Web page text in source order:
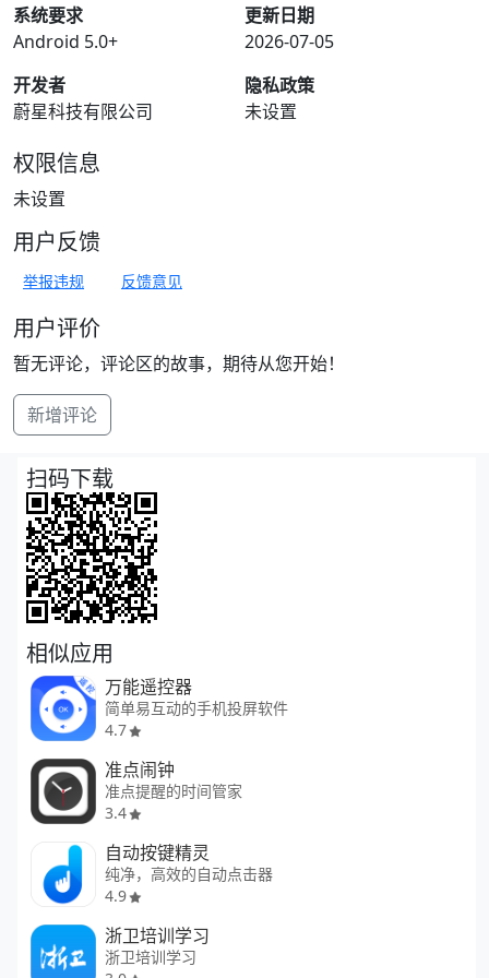
系统要求
Android 5.0+
更新日期
2026-07-05
开发者
蔚星科技有限公司
隐私政策
未设置
权限信息
未设置
用户反馈
举报违规 反馈意见
用户评价
暂无评论，评论区的故事，期待从您开始！
新增评论
扫码下载
相似应用
万能遥控器
简单易互动的手机投屏软件
4.7
准点闹钟
准点提醒的时间管家
3.4
自动按键精灵
纯净，高效的自动点击器
4.9
浙卫培训学习
浙卫培训学习